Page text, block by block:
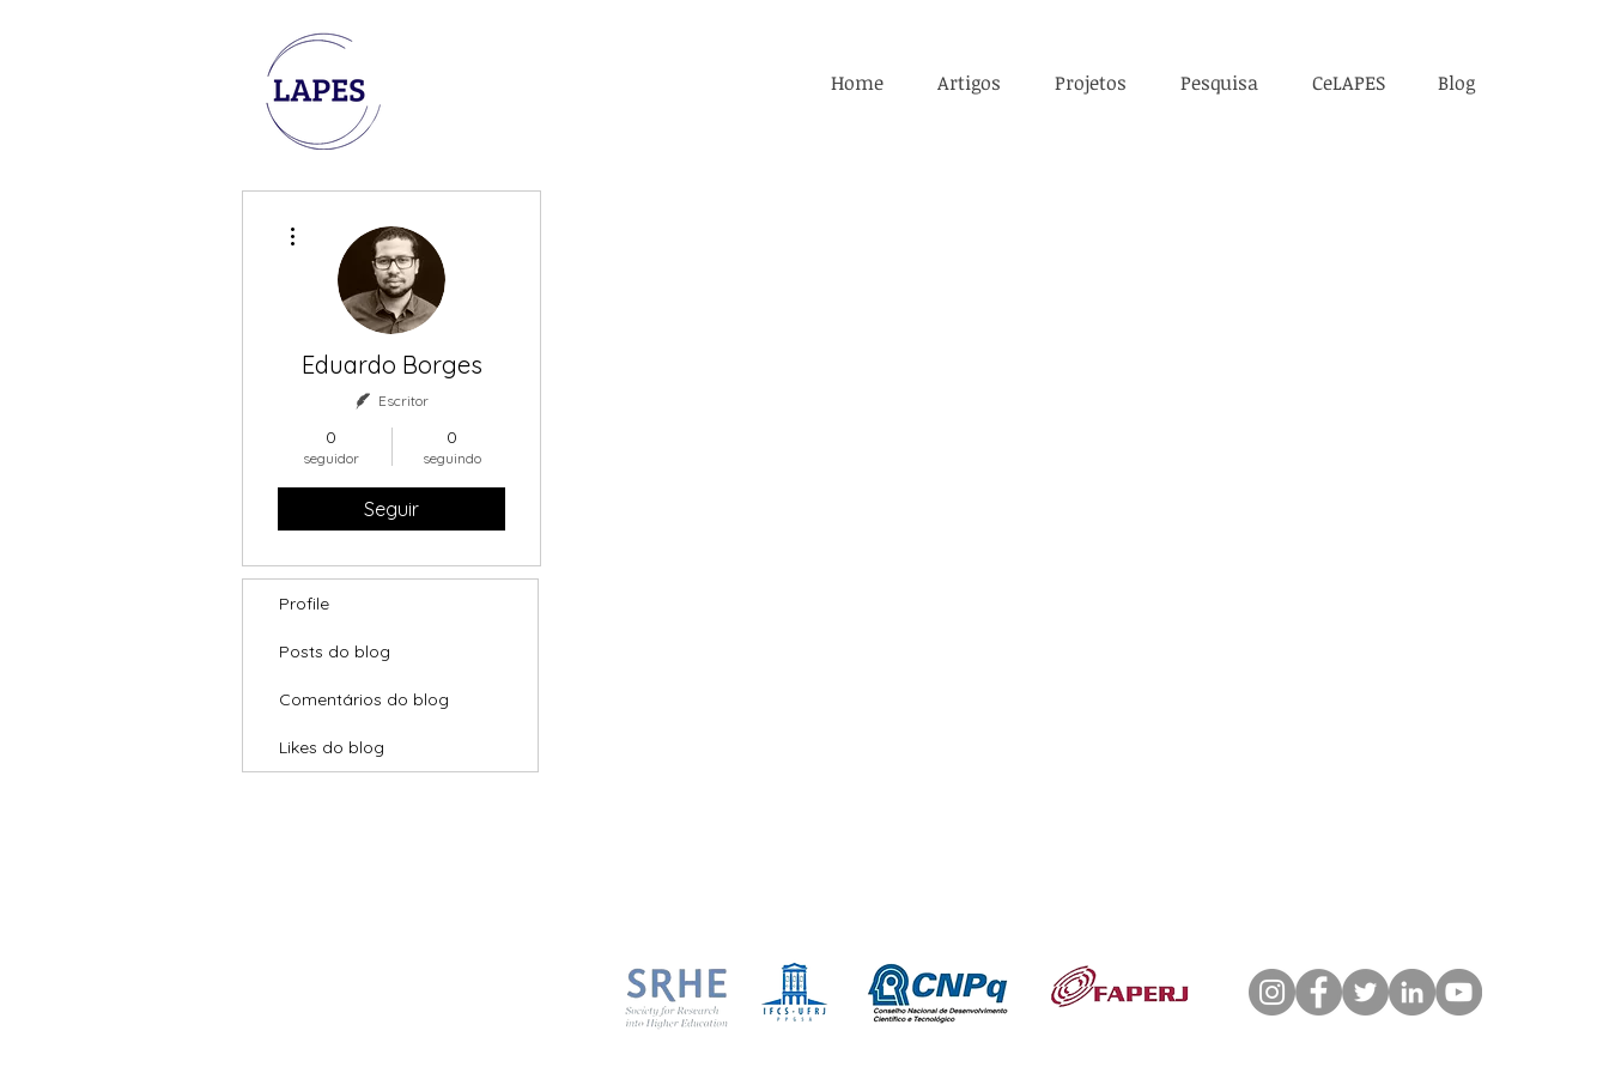
Home Artigos Projetos Pesquisa CeLAPES Blog
Eduardo Borges
Escritor
0
seguidor
0
seguindo
Seguir
Profile
Posts do blog
Comentários do blog
Likes do blog